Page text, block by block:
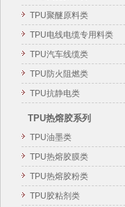
TPU聚醚原料类
TPU电线电缆专用料类
TPU汽车线缆类
TPU防火阻燃类
TPU抗静电类
TPU热熔胶系列
TPU油墨类
TPU热熔胶膜类
TPU热熔胶粉类
TPU胶粘剂类